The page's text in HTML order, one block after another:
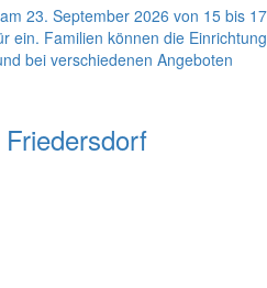
23. September 2026 von 15 bis 17
ein. Familien können die Einrichtung
bei verschiedenen Angeboten